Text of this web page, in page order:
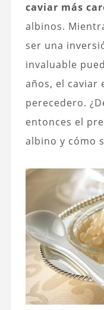
caviar más
albinos.
ser una
invaluable
años, el caviar
perecedero.
entonces el
albino y cómo